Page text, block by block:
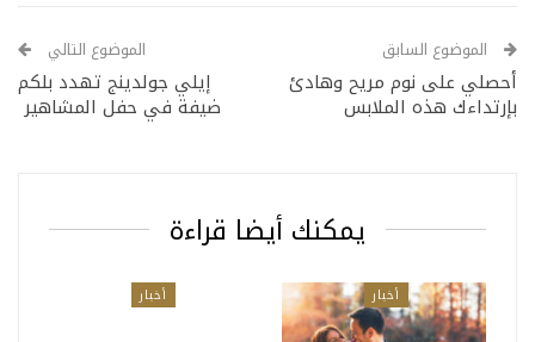
الموضوع السابق
أحصلي على نوم مريح وهادئ
بإرتداءك هذه الملابس
الموضوع التالي
إيلي جولدينج تهدد بلكم
ضيفة في حفل المشاهير
يمكنك أيضا قراءة
أخبار أخبار